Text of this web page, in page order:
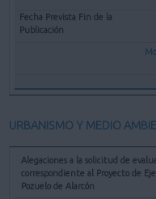
URBANISMO Y MEDIO
Alegaciones a la solicitud de
correspondiente al Proyecto de
Pozuelo de Alarcón